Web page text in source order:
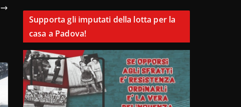
Supporta gli imputati della lotta per la
casa a Padova!